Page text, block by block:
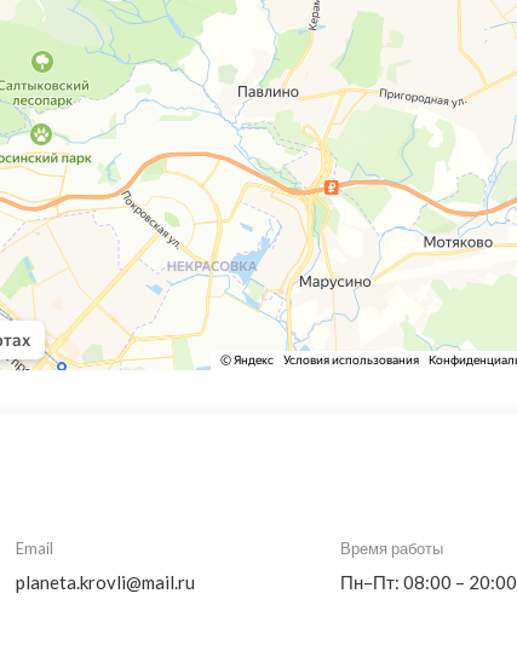
Email
planeta.krovli@mail.ru
Время работы
Пн–Пт: 08:00 – 20:00